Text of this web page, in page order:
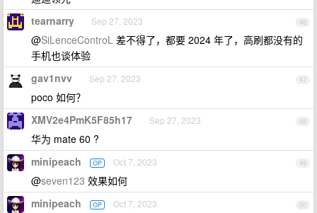
46
tearnarry Sep 27, 2023
@SiLenceControL 差不得了，都要 2024 年了，高刷都没有的
手机也谈体验
47
gav1nvv Sep 27, 2023
poco 如何？
48
XMV2e4PmK5F85h17 Sep 27, 2023
华为 mate 60 ?
49
minipeach OP Oct 7, 2023
@seven123 效果如何
50
minipeach OP Oct 7, 2023